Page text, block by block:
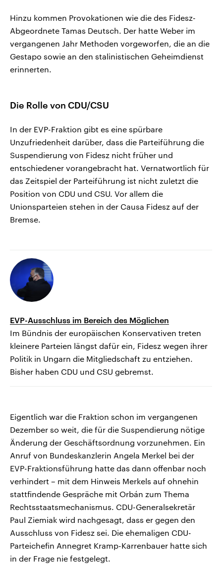
Hinzu kommen Provokationen wie die des Fidesz-
Abgeordnete Tamas Deutsch. Der hatte Weber im
vergangenen Jahr Methoden vorgeworfen, die an die
Gestapo sowie an den stalinistischen Geheimdienst
erinnerten.
Die Rolle von CDU/CSU
In der EVP-Fraktion gibt es eine spürbare
Unzufriedenheit darüber, dass die Parteiführung die
Suspendierung von Fidesz nicht früher und
entschiedener vorangebracht hat. Vernatwortlich für
das Zeitspiel der Parteiführung ist nicht zuletzt die
Position von CDU und CSU. Vor allem die
Unionsparteien stehen in der Causa Fidesz auf der
Bremse.
EVP-Ausschluss im Bereich des Möglichen
Im Bündnis der europäischen Konservativen treten
kleinere Parteien längst dafür ein, Fidesz wegen ihrer
Politik in Ungarn die Mitgliedschaft zu entziehen.
Bisher haben CDU und CSU gebremst.
Eigentlich war die Fraktion schon im vergangenen
Dezember so weit, die für die Suspendierung nötige
Änderung der Geschäftsordnung vorzunehmen. Ein
Anruf von Bundeskanzlerin Angela Merkel bei der
EVP-Fraktionsführung hatte das dann offenbar noch
verhindert – mit dem Hinweis Merkels auf ohnehin
stattfindende Gespräche mit Orbán zum Thema
Rechtsstaatsmechanismus. CDU-Generalsekretär
Paul Ziemiak wird nachgesagt, dass er gegen den
Ausschluss von Fidesz sei. Die ehemaligen CDU-
Parteichefin Annegret Kramp-Karrenbauer hatte sich
in der Frage nie festgelegt.